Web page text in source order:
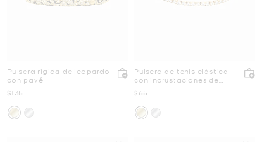
Pulsera rígida de leopardo
con pavé
Ahora
$135
Pulsera de tenis elástica
con incrustaciones de
pavé
Ahora
$65